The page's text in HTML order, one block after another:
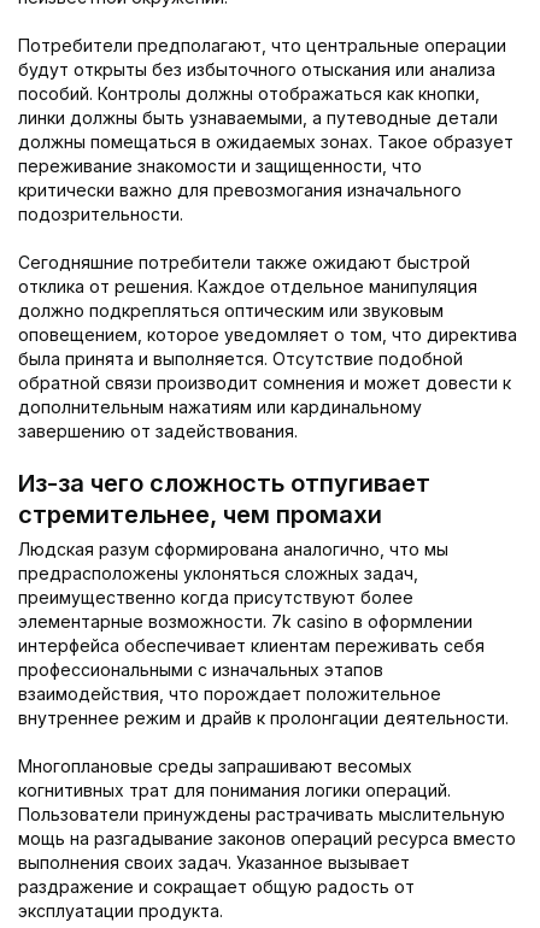
Потребители предполагают, что центральные операции
будут открыты без избыточного отыскания или анализа
пособий. Контролы должны отображаться как кнопки,
линки должны быть узнаваемыми, а путеводные детали
должны помещаться в ожидаемых зонах. Такое образует
переживание знакомости и защищенности, что
критически важно для превозмогания изначального
подозрительности.
Сегодняшние потребители также ожидают быстрой
отклика от решения. Каждое отдельное манипуляция
должно подкрепляться оптическим или звуковым
оповещением, которое уведомляет о том, что директива
была принята и выполняется. Отсутствие подобной
обратной связи производит сомнения и может довести к
дополнительным нажатиям или кардинальному
завершению от задействования.
Из-за чего сложность отпугивает
стремительнее, чем промахи
Людская разум сформирована аналогично, что мы
предрасположены уклоняться сложных задач,
преимущественно когда присутствуют более
элементарные возможности. 7k casino в оформлении
интерфейса обеспечивает клиентам переживать себя
профессиональными с изначальных этапов
взаимодействия, что порождает положительное
внутреннее режим и драйв к пролонгации деятельности.
Многоплановые среды запрашивают весомых
когнитивных трат для понимания логики операций.
Пользователи принуждены растрачивать мыслительную
мощь на разгадывание законов операций ресурса вместо
выполнения своих задач. Указанное вызывает
раздражение и сокращает общую радость от
эксплуатации продукта.